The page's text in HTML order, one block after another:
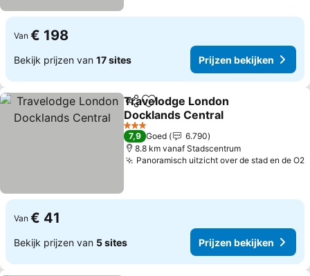
Van € 198
Bekijk prijzen van 17 sites Prijzen bekijken
DelenToevoegen aan favorieten
Travelodge London
Docklands Central
Prijzen bekijken
3 Sterren
7,9 Goed
6.790
8.8 km vanaf Stadscentrum
Panoramisch uitzicht over de stad en de O2
Van € 41
Bekijk prijzen van 5 sites Prijzen bekijken